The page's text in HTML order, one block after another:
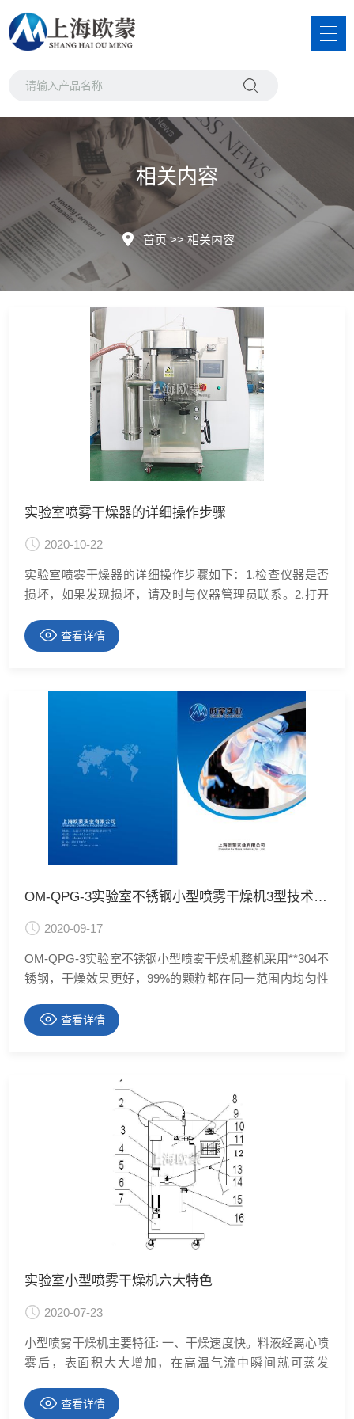
相关内容
首页>>相关内容
实验室喷雾干燥器的详细操作步骤
2020-10-22
实验室喷雾干燥器的详细操作步骤如下：1.检查仪器是否
损坏，如果发现损坏，请及时与仪器管理员联系。2.打开
中流动。 建议抽吸器工作100％。 注意：为了确保产品的
纯度，请在启动机器之前检查仪器各个部分的内壁。 很干
查看详情
OM-QPG-3实验室不锈钢小型喷雾干燥机3型技术资料
2020-09-17
OM-QPG-3实验室不锈钢小型喷雾干燥机整机采用**304不
锈钢，干燥效果更好，99%的颗粒都在同一范围内均匀性
洗方便打开即可，部分配件采用**配件。质量更好。
查看详情
实验室小型喷雾干燥机六大特色
2020-07-23
小型喷雾干燥机主要特征: 一、干燥速度快。料液经离心喷
雾后，表面积大大增加，在高温气流中瞬间就可蒸发
型喷雾干燥形式能使液滴与热风同方向流动，虽然热风的
查看详情